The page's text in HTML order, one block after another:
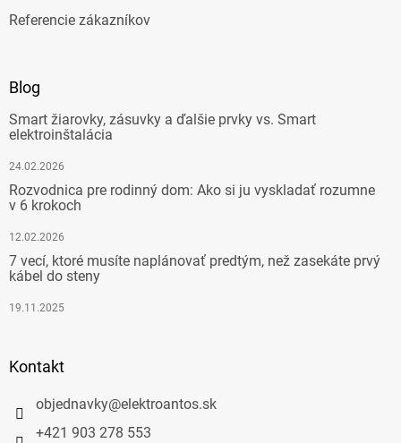
Referencie zákazníkov
Blog
Smart žiarovky, zásuvky a ďalšie prvky vs. Smart
elektroinštalácia
24.02.2026
Rozvodnica pre rodinný dom: Ako si ju vyskladať rozumne
v 6 krokoch
12.02.2026
7 vecí, ktoré musíte naplánovať predtým, než zasekáte prvý
kábel do steny
19.11.2025
Kontakt
objednavky@elektroantos.sk
+421 903 278 553